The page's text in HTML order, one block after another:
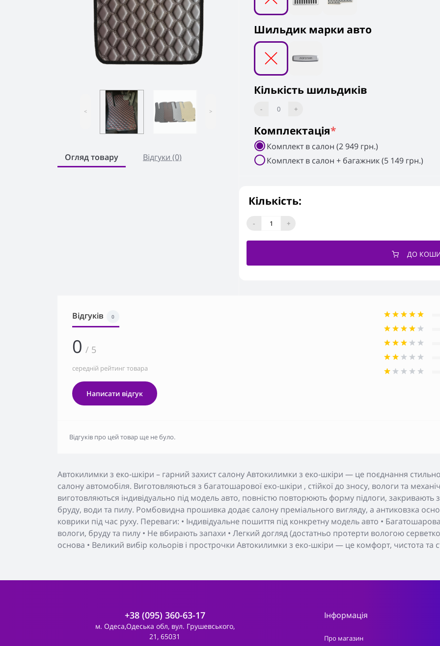
< >
Огляд товару Відгуки (0)
Шильдик марки авто
Кількість шильдиків
- 0 +
Комплектація*
Комплект в салон (2 949 грн.)
Комплект в салон + багажник (5 149 грн.)
Кількість:
- +
ДО
Автокилимки з еко-шкіри – гарний захист салону Автокилимки з еко-шкіри — це поєднання
салону автомобіля. Виготовляються з багатошарової еко-шкіри , стійкої до зносу, вологи та
виготовляються індивідуально під модель авто, повністю повторюють форму підлоги, закривають
бруду, води та пилу. Ромбовидна прошивка додає салону преміального вигляду, а антиковзка
коврики під час руху. Переваги: • Індивідуальне пошиття під конкретну модель авто •
вологи, бруду та пилу • Не вбирають запахи • Легкий догляд (достатньо протерти вологою
основа • Великий вибір кольорів і прострочки Автокилимки з еко-шкіри — це комфорт, чистота та
Відгуків 0
0 / 5
середній рейтинг товара
Написати відгук
Відгуків про цей товар ще не було.
+38 (095) 360-63-17
м. Одеса,Одеська обл, вул. Грушевського,
21, 65031
Інформація
Про магазин